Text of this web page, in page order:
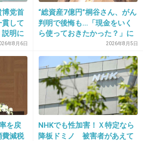
+78 -3
、ガツガツ仕事をする気がないんじゃないの？あ
うだし。実の息子のゆずがあれだけテレビに出た
曲までやっているんだから、義母の宗教が問題で
+7 -22
博党首
貫して
明に
年8月6日
“総資産7億円”桐谷さん、がん
判明で後悔も…「現金をいく
ら使っておきたかった？」に
2026年8月5日
を戻
減税
NHKでも性加害！Ｘ特定なら
降板ドミノ 被害者があえて